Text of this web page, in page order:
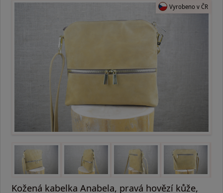
Vyrobeno v ČR
Kožená kabelka Anabela, pravá hovězí kůže,